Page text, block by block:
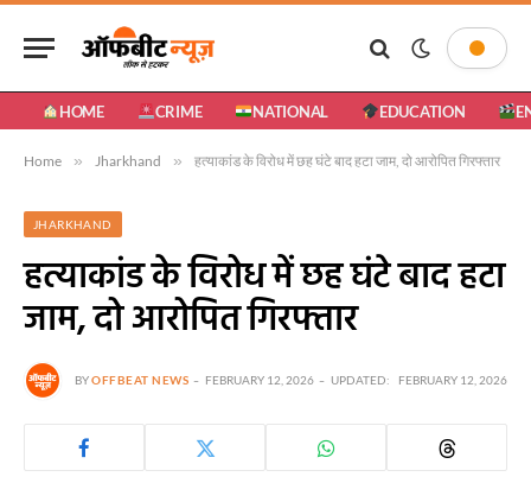
HOME CRIME NATIONAL EDUCATION
Home » Jharkhand » हत्याकांड के विरोध में छह घंटे बाद हटा जाम, दो आरोपित गिरफ्तार
JHARKHAND
हत्याकांड के विरोध में छह घंटे बाद हटा
जाम, दो आरोपित गिरफ्तार
BYOFFBEAT NEWS FEBRUARY 12, 2026 UPDATED: FEBRUARY 12, 2026